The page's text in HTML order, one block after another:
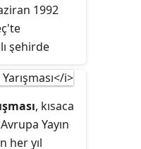
1992
şehirde
Ev sahibi
elemelerine
8 takımla
kısa
, kısaca
Yayın
her yıl